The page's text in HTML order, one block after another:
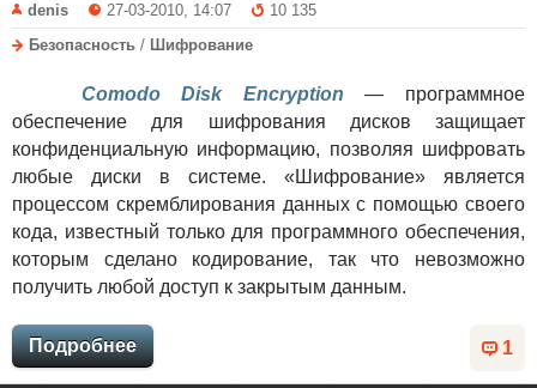
denis 27-03-2010, 14:07
10 135
Безопасность / Шифрование
Comodo Disk Encryption— программное
обеспечение для шифрования дисков защищает
конфиденциальную информацию, позволяя шифровать
любые диски в системе. «Шифрование» является
процессом скремблирования данных с помощью своего
кода, известный только для программного обеспечения,
которым сделано кодирование, так что невозможно
получить любой доступ к закрытым данным.
1
Подробнее